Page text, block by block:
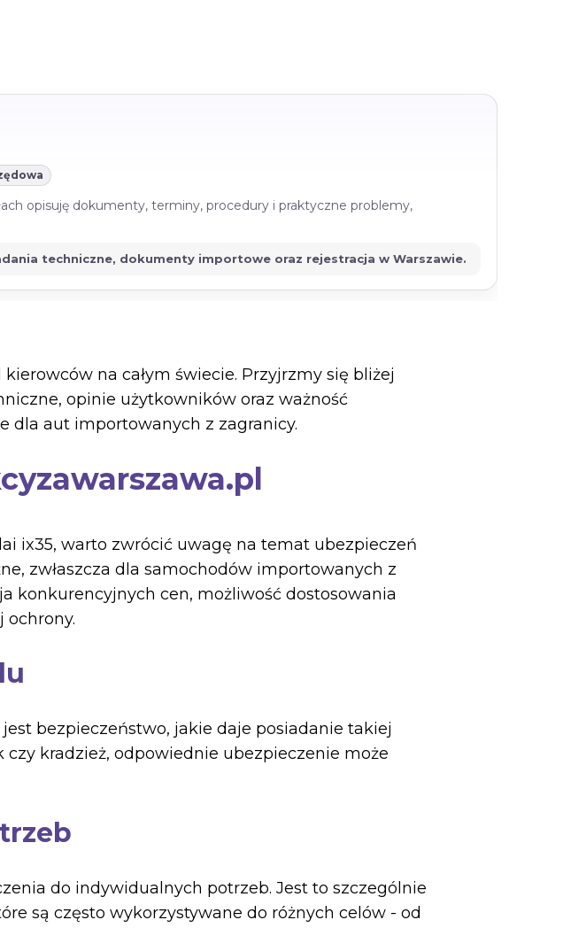
na całym świecie. Przyjrzmy się bliżej
opinie użytkowników oraz ważność
dla aut importowanych z zagranicy.
ix35, warto zwrócić uwagę na temat ubezpieczeń
zwłaszcza dla samochodów importowanych z
konkurencyjnych cen, możliwość dostosowania
ochrony.
bezpieczeństwo, jakie daje posiadanie takiej
kradzież, odpowiednie ubezpieczenie może
do indywidualnych potrzeb. Jest to szczególnie
są często wykorzystywane do różnych celów - od
opisuję dokumenty, terminy, procedury i praktyczne problemy,
techniczne, dokumenty importowe oraz rejestracja w Warszawie.